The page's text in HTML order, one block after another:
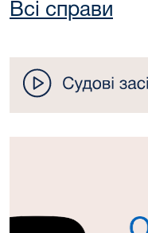
Всі справи